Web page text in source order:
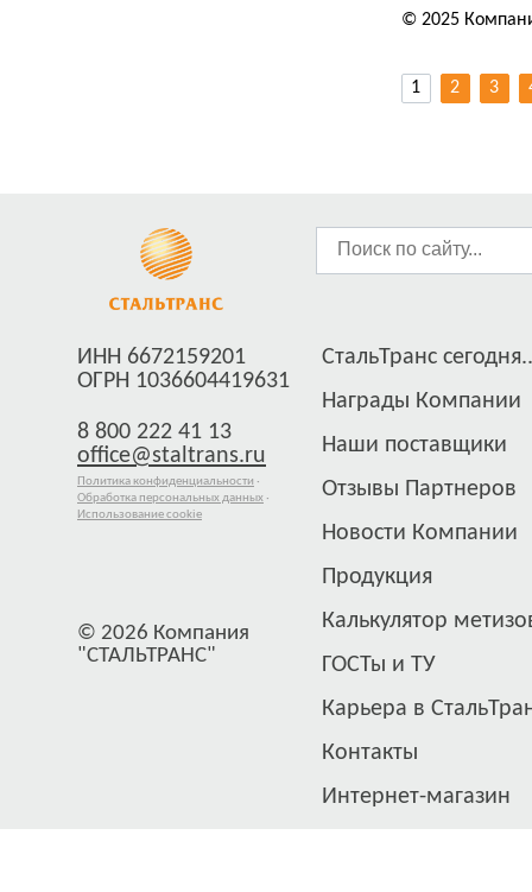
© 2025
1 2 3
ИНН 6672159201
ОГРН 1036604419631
8 800 222 41 13
office@staltrans.ru
Политика конфиденциальности ·
Обработка персональных данных ·
Использование cookie
© 2026 Компания
"СТАЛЬТРАНС"
СтальТранс
Награды Компании
Наши поставщики
Отзывы Партнеров
Новости Компании
Продукция
Калькулятор
ГОСТы и ТУ
Карьера в
Контакты
Интернет-магазин